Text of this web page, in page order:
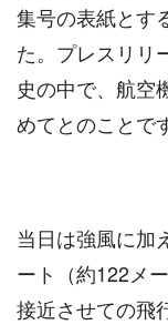
集号の表紙とす
た。プレスリリ
史の中で、航空
めてとのことで
当日は強風に加
ート（約122メ
接近させての飛